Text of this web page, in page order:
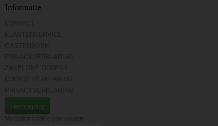
Informatie
Herroeping